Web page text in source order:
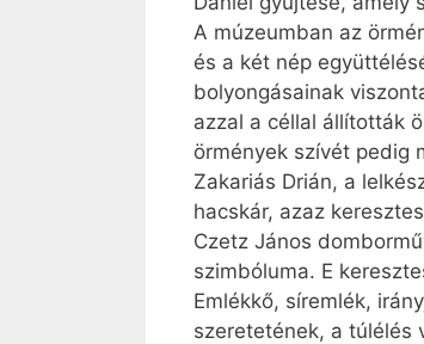
A múzeumban az
és a két nép
bolyongásainak
azzal a céllal állították
örmények szívét pedig
Zakariás Drián, a
hacskár, azaz
Czetz János
szimbóluma. E
Emlékkő, síremlék,
szeretetének, a túlélés